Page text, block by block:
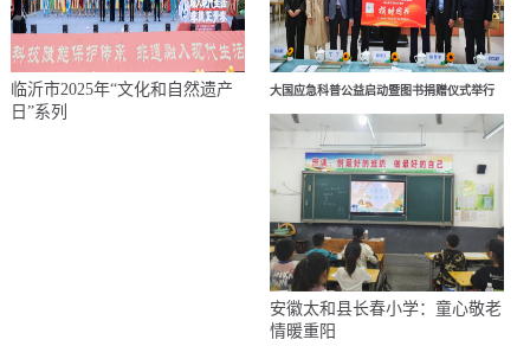
临沂市2025年“文化和自然遗产
日”系列
大国应急科普公益启动暨图书捐赠仪式举行
安徽太和县长春小学：童心敬老
情暖重阳